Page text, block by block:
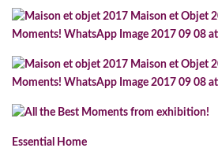
Essential Home